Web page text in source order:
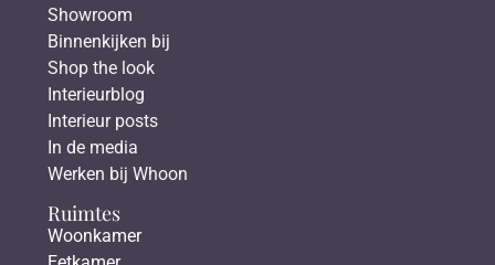
Showroom
Binnenkijken bij
Shop the look
Interieurblog
Interieur posts
In de media
Werken bij Whoon
Ruimtes
Woonkamer